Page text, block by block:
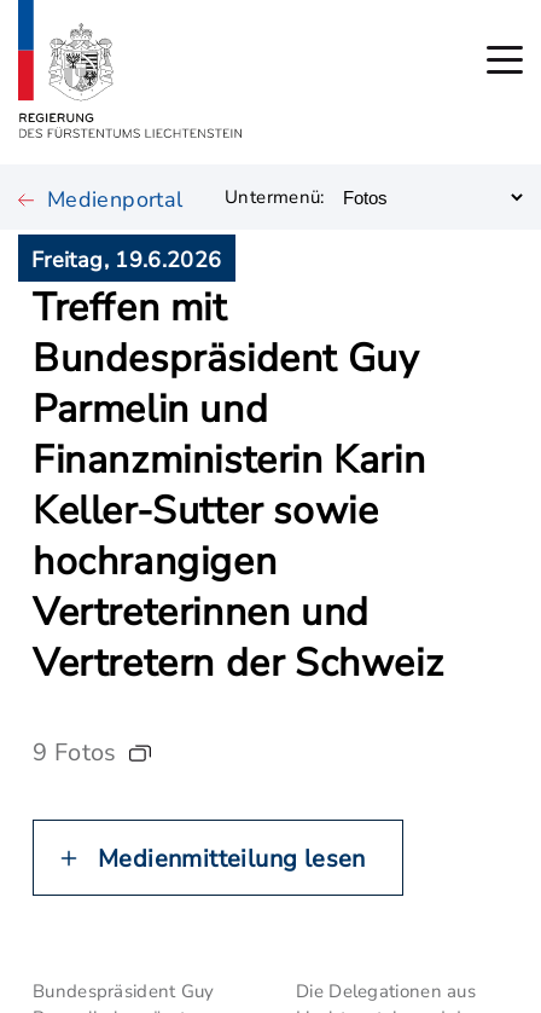
Medienportal Untermenü:
Freitag, 19.6.2026
Treffen mit
Bundespräsident Guy
Parmelin und
Finanzministerin Karin
Keller-Sutter sowie
hochrangigen
Vertreterinnen und
Vertretern der Schweiz
9 Fotos
Medienmitteilung lesen
Bundespräsident Guy
Die Delegationen aus